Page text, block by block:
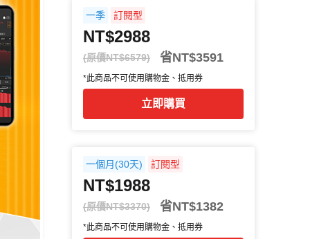
一季 訂閱型
NT$2988
(原價NT$6579) 省NT$3591
*此商品不可使用購物金、抵用券
立即購買
一個月(30天) 訂閱型
NT$1988
(原價NT$3370) 省NT$1382
*此商品不可使用購物金、抵用券